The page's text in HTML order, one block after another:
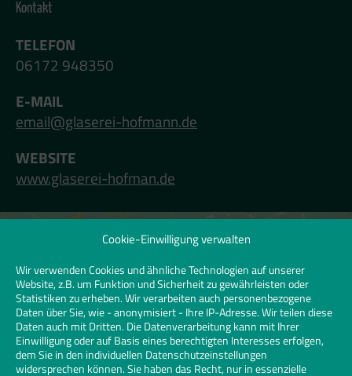
Cookie-Einwilligung verwalten
Wir verwenden Cookies und ähnliche Technologien auf unserer
Website, z.B. um Funktion und Sicherheit zu gewährleisten oder
Statistiken zu erheben. Wir verarbeiten auch personenbezogene
Daten über Sie, wie - anonymisiert - Ihre IP-Adresse. Wir teilen diese
Daten auch mit Dritten. Die Datenverarbeitung kann mit Ihrer
Einwilligung oder auf Basis eines berechtigten Interesses erfolgen,
dem Sie in den individuellen Datenschutzeinstellungen
widersprechen können. Sie haben das Recht, nur in essenzielle
Kontakt
TELEFON
06172 948350
E-MAIL
email@glaserei-hofmann.de
WEBSITE
www.glaserei-hofman.de
Klicken Sie hier, um Marketing-Cookies zu
akzeptieren und diesen Inhalt zu
aktivieren | Click to accept marketing
cookies and enable this content